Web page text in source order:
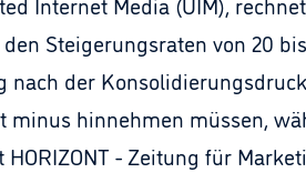
Steigerungsraten von 20
der
minus hinnehmen müssen,
- Zeitung für